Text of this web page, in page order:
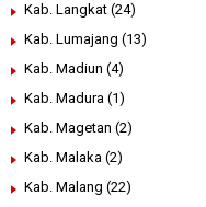
Kab. Langkat (24)
Kab. Lumajang (13)
Kab. Madiun (4)
Kab. Madura (1)
Kab. Magetan (2)
Kab. Malaka (2)
Kab. Malang (22)